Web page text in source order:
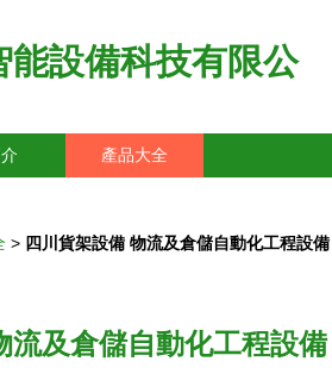
能設備科技有限公
產品大全
> 四川貨架設備 物流及倉儲自動化工程設備
流及倉儲自動化工程設備